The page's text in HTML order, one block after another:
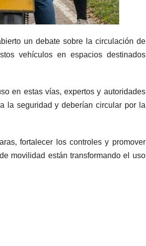
un debate sobre la circulación de
vehículos en espacios destinados
en estas vías, expertos y autoridades
la seguridad y deberían circular por la
fortalecer los controles y promover
movilidad están transformando el uso